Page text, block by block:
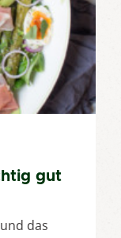
gut
das